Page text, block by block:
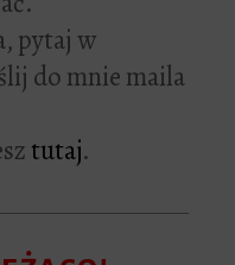
pytaj w
do mnie maila
tutaj.